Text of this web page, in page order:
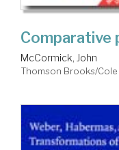
Comparative
McCormick, John
Thomson Brooks/